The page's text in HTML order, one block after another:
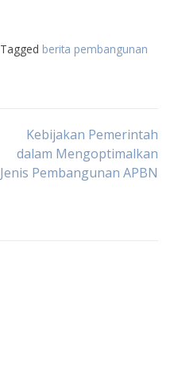
Tagged berita pembangunan
Kebijakan Pemerintah
dalam Mengoptimalkan
Jenis Pembangunan APBN